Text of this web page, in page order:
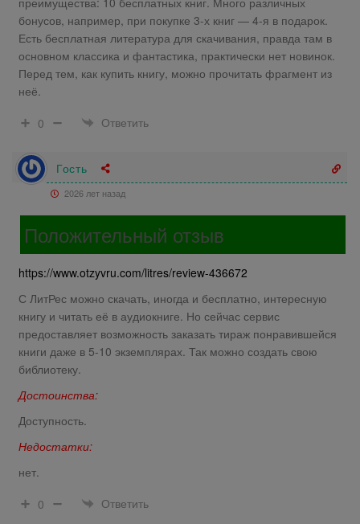
бонусов, например, при покупке 3-х книг — 4-я в подарок.
Есть бесплатная литература для скачивания, правда там в
основном классика и фантастика, практически нет новинок.
Перед тем, как купить книгу, можно прочитать фрагмент из
неё.
0
Ответить
Гость
2026 лет назад
Положительный отзыв
https://www.otzyvru.com/litres/review-436672
С ЛитРес можно скачать, иногда и бесплатно, интересную
книгу и читать её в аудиокниге. Но сейчас сервис
предоставляет возможность заказать тираж понравившейся
книги даже в 5-10 экземплярах. Так можно создать свою
библиотеку.
Достоинства:
Доступность.
Недостатки:
нет.
0
Ответить